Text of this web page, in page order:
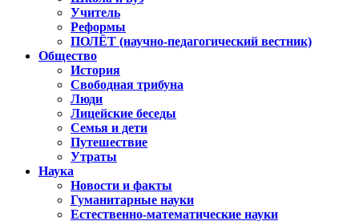
Учитель
Реформы
ПОЛЁТ (научно-педагогический вестник)
Общество
История
Свободная трибуна
Люди
Лицейские беседы
Семья и дети
Путешествие
Утраты
Наука
Новости и факты
Гуманитарные науки
Естественно-математические науки